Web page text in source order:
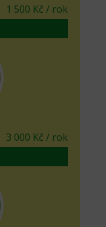
1 500 Kč / rok
3 000 Kč / rok